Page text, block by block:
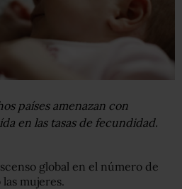
países amenazan con
en las tasas de fecundidad.
global en el número de
mujeres.